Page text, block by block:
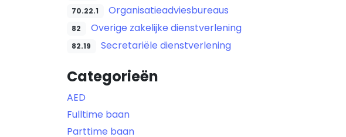
70.22.1 Organisatieadviesbureaus
82 Overige zakelijke dienstverlening
82.19 Secretariële dienstverlening
Categorieën
AED
Fulltime baan
Parttime baan